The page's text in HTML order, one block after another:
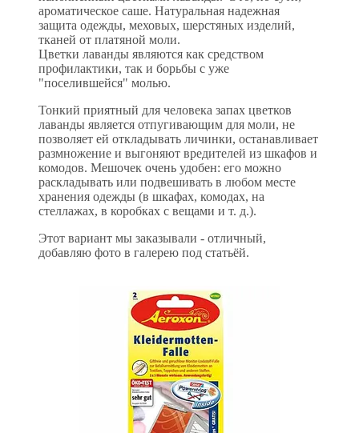
ароматическое саше. Натуральная надежная
защита одежды, меховых, шерстяных изделий,
тканей от платяной моли.
Цветки лаванды являются как средством
профилактики, так и борьбы с уже
"поселившейся" молью.
Тонкий приятный для человека запах цветков
лаванды является отпугивающим для моли, не
позволяет ей откладывать личинки, останавливает
размножение и выгоняют вредителей из шкафов и
комодов. Мешочек очень удобен: его можно
раскладывать или подвешивать в любом месте
хранения одежды (в шкафах, комодах, на
стеллажах, в коробках с вещами и т. д.).
Этот вариант мы заказывали - отличный,
добавляю фото в галерею под статьёй.